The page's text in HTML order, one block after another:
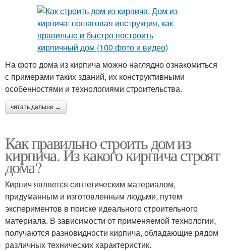
На фото дома из кирпича можно наглядно ознакомиться
с примерами таких зданий, их конструктивными
особенностями и технологиями строительства.
читать дальше →
Как правильно строить дом из
кирпича. Из какого кирпича строят
дома?
Кирпич является синтетическим материалом,
придуманным и изготовленным людьми, путем
экспериментов в поиске идеального строительного
материала. В зависимости от применяемой технологии,
получаются разновидности кирпича, обладающие рядом
различных технических характеристик.